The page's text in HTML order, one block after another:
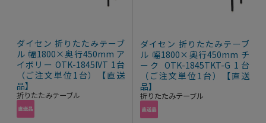
ダイセン 折りたたみテーブ
ル 幅1800×奥行450mm ア
イボリー OTK-1845IVT 1台
（ご注文単位1台）【直送
品】
折りたたみテーブル
ダイセン 折りたたみテーブ
ル 幅1800×奥行450mm チ
ーク OTK-1845TKT-G 1台
（ご注文単位1台）【直送
品】
折りたたみテーブル